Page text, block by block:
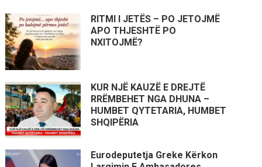
RITMI I JETËS – PO JETOJMË
APO THJESHTË PO
NXITOJMË?
KUR NJË KAUZË E DREJTË
RRËMBEHET NGA DHUNA –
HUMBET QYTETARIA, HUMBET
SHQIPËRIA
Eurodeputetja Greke Kërkon